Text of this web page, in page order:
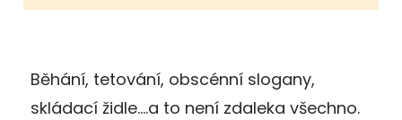
Běhání, tetování, obscénní slogany,
skládací židle….a to není zdaleka všechno.